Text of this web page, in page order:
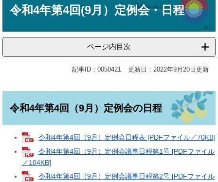
令和4年第4回(9月）定例会・日程
ページ内目次
記事ID：0050421 更新日：2022年9月20日更新
令和4年第4回（9月）定例会の日程
令和4年第4回（9月）定例会日程表 [PDFファイル／70KB]
令和4年第4回（9月）定例会議事日程第1号 [PDFファイル
／104KB]
令和4年第4回（9月）定例会議事日程第2号 [PDFファイル